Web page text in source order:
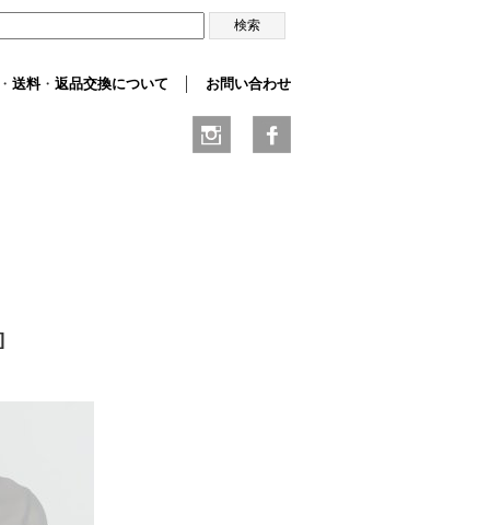
送料・ 返品交換について お問い合わせ
]